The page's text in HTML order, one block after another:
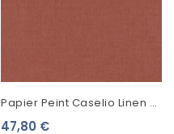
Papier Peint Caselio Linen 2
Orange 68524250
47,80 €